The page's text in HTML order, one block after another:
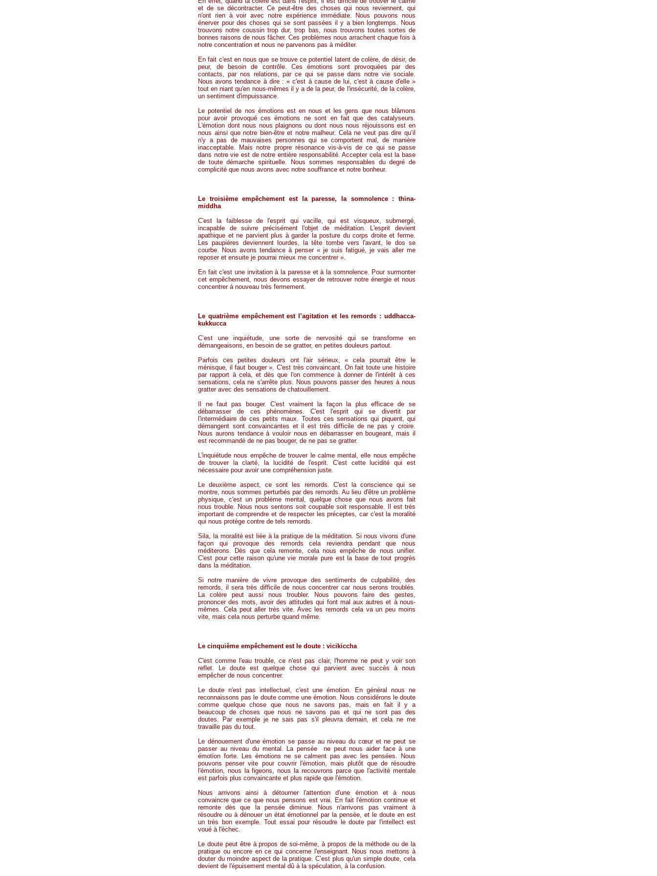
et de se décontracter. Ce peut-être des choses qui nous reviennent, qui
n'ont rien à voir avec notre expérience immédiate. Nous pouvons nous
énerver pour des choses qui se sont passées il y a bien longtemps. Nous
trouvons notre coussin trop dur, trop bas, nous trouvons toutes sortes de
bonnes raisons de nous fâcher. Ces problèmes nous arrachent chaque fois à
notre concentration et nous ne parvenons pas à méditer.
En fait c'est en nous que se trouve ce potentiel latent de colère, de désir, de
peur, de besoin de contrôle. Ces émotions sont provoquées par des
contacts, par nos relations, par ce qui se passe dans notre vie sociale.
Nous avons tendance à dire : « c'est à cause de lui, c'est à cause d'elle »
tout en niant qu'en nous-mêmes il y a de la peur, de l'insécurité, de la colère,
un sentiment d'impuissance.
Le potentiel de nos émotions est en nous et les gens que nous blâmons
pour avoir provoqué ces émotions ne sont en fait que des catalyseurs.
L'émotion dont nous nous plaignons ou dont nous nous réjouissons est en
nous ainsi que notre bien-être et notre malheur. Cela ne veut pas dire qu’il
n'y a pas de mauvaises personnes qui se comportent mal, de manière
inacceptable. Mais notre propre résonance vis-à-vis de ce qui se passe
dans notre vie est de notre entière responsabilité. Accepter cela est la base
de toute démarche spirituelle. Nous sommes responsables du degré de
complicité que nous avons avec notre souffrance et notre bonheur.
Le troisième empêchement est la paresse, la somnolence : thina-
middha
C'est la faiblesse de l'esprit qui vacille, qui est visqueux, submergé,
incapable de suivre précisément l'objet de méditation. L'esprit devient
apathique et ne parvient plus à garder la posture du corps droite et ferme.
Les paupières deviennent lourdes, la tête tombe vers l'avant, le dos se
courbe. Nous avons tendance à penser « je suis fatigué, je vais aller me
reposer et ensuite je pourrai mieux me concentrer ».
En fait c'est une invitation à la paresse et à la somnolence. Pour surmonter
cet empêchement, nous devons essayer de retrouver notre énergie et nous
concentrer à nouveau très fermement.
Le quatrième empêchement est l’agitation et les remords : uddhacca-
kukkucca
C’est une inquiétude, une sorte de nervosité qui se transforme en
démangeaisons, en besoin de se gratter, en petites douleurs partout.
Parfois ces petites douleurs ont l'air sérieux, « cela pourrait être le
ménisque, il faut bouger ». C'est très convaincant. On fait toute une histoire
par rapport à cela, et dès que l'on commence à donner de l'intérêt à ces
sensations, cela ne s'arrête plus. Nous pouvons passer des heures à nous
gratter avec des sensations de chatouillement.
Il ne faut pas bouger. C'est vraiment la façon la plus efficace de se
débarrasser de ces phénomènes. C'est l'esprit qui se divertit par
l'intermédiaire de ces petits maux. Toutes ces sensations qui piquent, qui
démangent sont convaincantes et il est très difficile de ne pas y croire.
Nous aurons tendance à vouloir nous en débarrasser en bougeant, mais il
est recommandé de ne pas bouger, de ne pas se gratter.
L'inquiétude nous empêche de trouver le calme mental, elle nous empêche
de trouver la clarté, la lucidité de l'esprit. C'est cette lucidité qui est
nécessaire pour avoir une compréhension juste.
Le deuxième aspect, ce sont les remords. C'est la conscience qui se
montre, nous sommes perturbés par des remords. Au lieu d'être un problème
physique, c'est un problème mental, quelque chose que nous avons fait
nous trouble. Nous nous sentons soit coupable soit responsable. Il est très
important de comprendre et de respecter les préceptes, car c'est la moralité
qui nous protège contre de tels remords.
Sila, la moralité est liée à la pratique de la méditation. Si nous vivons d'une
façon qui provoque des remords cela reviendra pendant que nous
méditerons. Dès que cela remonte, cela nous empêche de nous unifier.
C'est pour cette raison qu'une vie morale pure est la base de tout progrès
dans la méditation.
Si notre manière de vivre provoque des sentiments de culpabilité, des
remords, il sera très difficile de nous concentrer car nous serons troublés.
La colère peut aussi nous troubler. Nous pouvons faire des gestes,
prononcer des mots, avoir des attitudes qui font mal aux autres et à nous-
mêmes. Cela peut aller très vite. Avec les remords cela va un peu moins
vite, mais cela nous perturbe quand même.
Le cinquième empêchement est le doute : vicikiccha
C'est comme l'eau trouble, ce n'est pas clair, l'homme ne peut y voir son
reflet. Le doute est quelque chose qui parvient avec succès à nous
empêcher de nous concentrer.
Le doute n'est pas intellectuel, c'est une émotion. En général nous ne
reconnaissons pas le doute comme une émotion. Nous considérons le doute
comme quelque chose que nous ne savons pas, mais en fait il y a
beaucoup de choses que nous ne savons pas et qui ne sont pas des
doutes. Par exemple je ne sais pas s'il pleuvra demain, et cela ne me
travaille pas du tout.
Le dénouement d'une émotion se passe au niveau du cœur et ne peut se
passer au niveau du mental. La pensée
ne peut nous aider face à une
émotion forte. Les émotions ne se calment pas avec les pensées. Nous
pouvons penser vite pour couvrir l'émotion, mais plutôt que de résoudre
l'émotion, nous la figeons, nous la recouvrons parce que l'activité mentale
est parfois plus convaincante et plus rapide que l'émotion.
Nous arrivons ainsi à détourner l'attention d'une émotion et à nous
convaincre que ce que nous pensons est vrai. En fait l'émotion continue et
remonte dès que la pensée diminue. Nous n'arrivons pas vraiment à
résoudre ou à dénouer un état émotionnel par la pensée, et le doute en est
un très bon exemple. Tout essai pour résoudre le doute par l'intellect est
voué à l'échec.
Le doute peut être à propos de soi-même, à propos de la méthode ou de la
pratique ou encore en ce qui concerne l'enseignant. Nous nous mettons à
douter du moindre aspect de la pratique. C’est plus qu'un simple doute, cela
devient de l'épuisement mental dû à la spéculation, à la confusion.